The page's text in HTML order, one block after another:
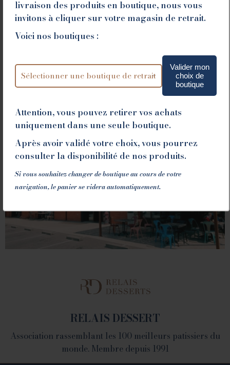
livraison des produits en boutique, nous vous
invitons à cliquer sur votre magasin de retrait.
Voici nos boutiques :
Valider mon
choix de
boutique
Attention, vous pouvez retirer vos achats
uniquement dans une seule boutique.
Après avoir validé votre choix, vous pourrez
consulter la disponibilité de nos produits.
Si vous souhaitez changer de boutique au cours de votre
navigation, le panier se videra automatiquement.
78 place Jean Jaurès - 26100 Romans sur Isère
Tél. 04 75 02 26 80
VALENCE
1 place du Champ de Mars - 26000 Valence
Tél. 04 75 60 90 28
1082 Chemin de Devienne - 26100 Romans sur Isère
RELAIS DESSERT
Association rassemblant les 100 meilleurs patissiers du
monde. Membre depuis 1991